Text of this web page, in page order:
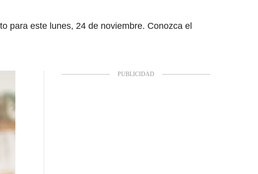
para este lunes, 24 de noviembre. Conozca el